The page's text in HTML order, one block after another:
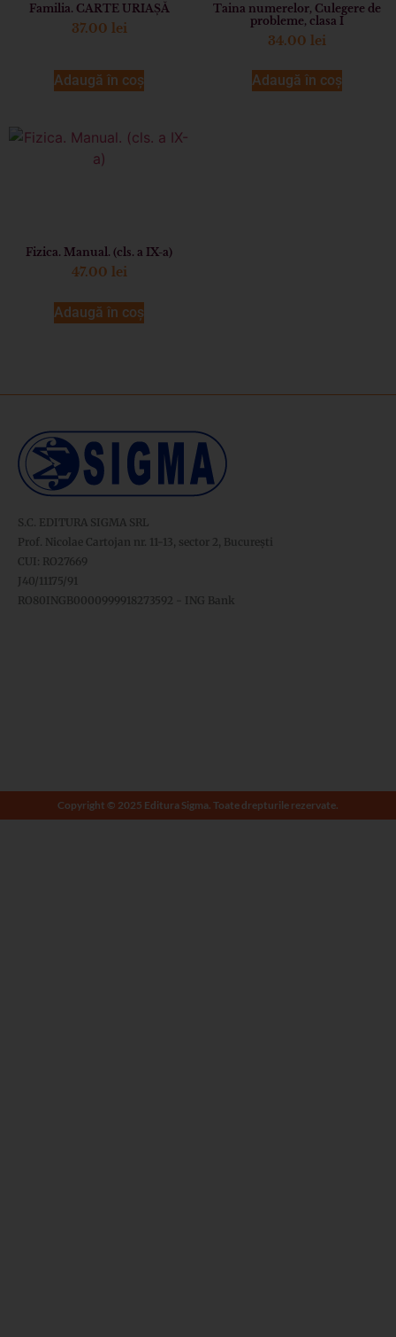
Familia. CARTE URIAȘĂ
37.00 lei
Adaugă în coș
Taina numerelor, Culegere de
probleme, clasa I
34.00 lei
Adaugă în coș
Fizica. Manual. (cls. a IX-a)
47.00 lei
Adaugă în coș
S.C. EDITURA SIGMA SRL
Prof. Nicolae Cartojan nr. 11-13, sector 2, București
CUI: RO27669
J40/11175/91
RO80INGB0000999918273592 - ING Bank
Copyright © 2025 Editura Sigma. Toate drepturile rezervate.